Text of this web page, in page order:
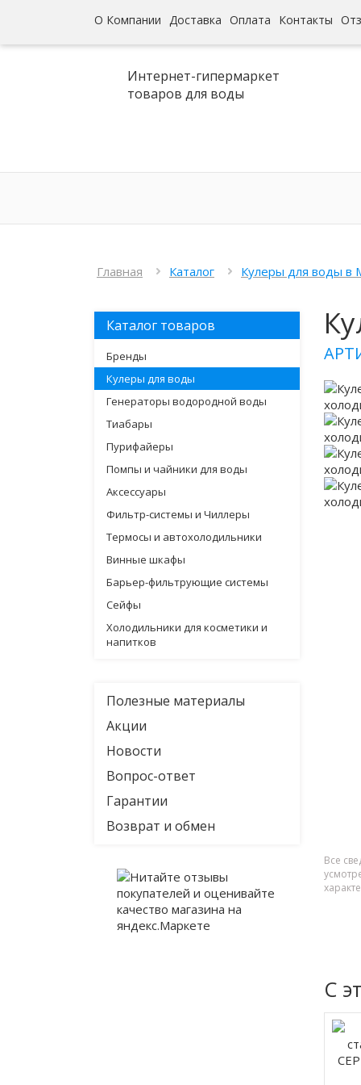
О Компании Доставка Оплата Контакты
Интернет-гипермаркет
товаров для воды
Главная Каталог Кулеры для воды в
Каталог товаров
Бренды
Кулеры для воды
Генераторы водородной воды
Тиабары
Пурифайеры
Помпы и чайники для воды
Аксессуары
Фильтр-системы и Чиллеры
Термосы и автохолодильники
Винные шкафы
Барьер-фильтрующие системы
Сейфы
Холодильники для косметики и
напитков
Полезные материалы
Акции
Новости
Вопрос-ответ
Гарантии
Возврат и обмен
Все
С